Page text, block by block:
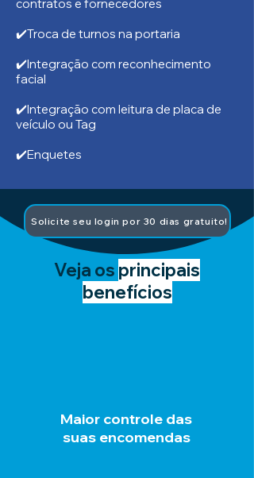
contratos e fornecedores
✔️Troca de turnos na portaria
✔️Integração com reconhecimento
facial
✔️Integração com leitura de placa de
veículo ou Tag
✔️Enquetes
Solicite seu login por 30 dias gratuito!
Veja os principais
benefícios
Maior controle das
suas encomendas